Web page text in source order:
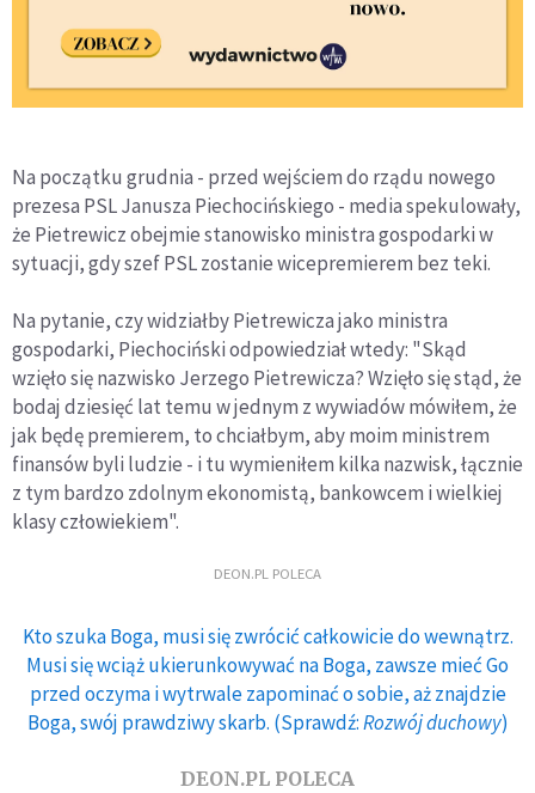
Na początku grudnia - przed wejściem do rządu nowego
prezesa PSL Janusza Piechocińskiego - media spekulowały,
że Pietrewicz obejmie stanowisko ministra gospodarki w
sytuacji, gdy szef PSL zostanie wicepremierem bez teki.
Na pytanie, czy widziałby Pietrewicza jako ministra
gospodarki, Piechociński odpowiedział wtedy: "Skąd
wzięło się nazwisko Jerzego Pietrewicza? Wzięło się stąd, że
bodaj dziesięć lat temu w jednym z wywiadów mówiłem, że
jak będę premierem, to chciałbym, aby moim ministrem
finansów byli ludzie - i tu wymieniłem kilka nazwisk, łącznie
z tym bardzo zdolnym ekonomistą, bankowcem i wielkiej
klasy człowiekiem".
DEON.PL POLECA
Kto szuka Boga, musi się zwrócić całkowicie do wewnątrz.
Musi się wciąż ukierunkowywać na Boga, zawsze mieć Go
przed oczyma i wytrwale zapominać o sobie, aż znajdzie
Boga, swój prawdziwy skarb. (Sprawdź:Rozwój duchowy)
DEON.PL POLECA